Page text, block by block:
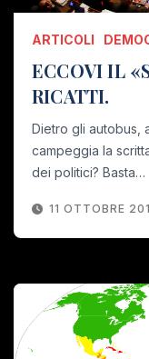
ARTICOLI
ECCOVI IL
RICATTI.
Dietro gli autobus,
campeggia la
dei politici? Basta…
11 OTTOBRE